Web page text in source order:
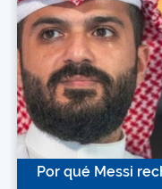
Por qué Messi